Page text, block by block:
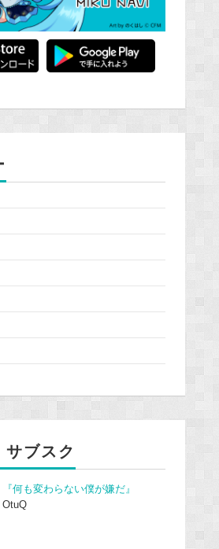
サブスク
『何も変わらない僕が嫌だ』
OtuQ